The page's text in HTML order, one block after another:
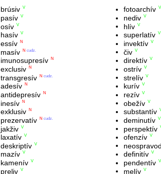
brúsiv V
pasív V
osív V
hasív V
essív N
masív N cudz.
imunosupresív N
exclusiv N
transgresív N cudz.
adesív N
antidepresív N
inesív N
exklusiv N
prezervatív N cudz.
jakživ V
laxatív V
deskriptív V
mazív V
kamenív V
preliv V
fotoarchív V
nediv V
hlív V
superlatív V
invektív V
čiv V
direktív V
ostrív V
strelív V
kurív V
rezív V
obežív V
substantív
deminutív V
perspektív
ofenzív V
definitív V
pendentív V
melív V